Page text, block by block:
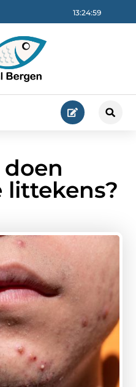
13:25:00
littekens?